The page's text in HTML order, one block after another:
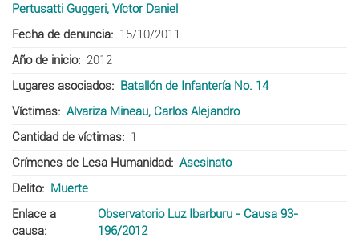
Pertusatti Guggeri, Víctor Daniel
Fecha de denuncia
15/10/2011
Año de inicio
2012
Lugares asociados
Batallón de Infantería No. 14
Víctimas
Alvariza Mineau, Carlos Alejandro
Cantidad de víctimas
1
Crímenes de Lesa Humanidad
Asesinato
Delito
Muerte
Enlace a
causa
Observatorio Luz Ibarburu - Causa 93-
196/2012